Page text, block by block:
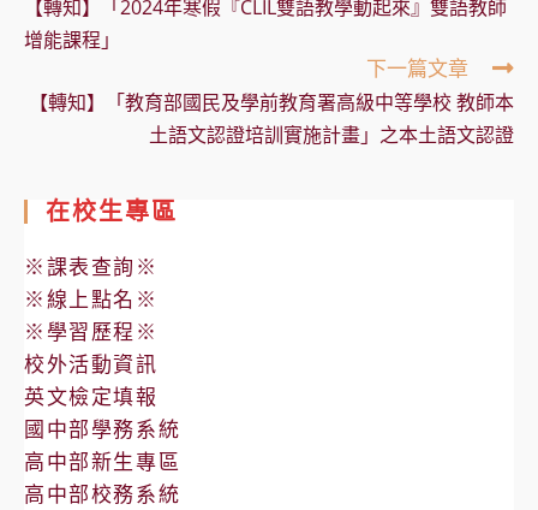
articles
【轉知】「2024年寒假『CLIL雙語教學動起來』雙語教師
增能課程」
下一篇文章
【轉知】「教育部國民及學前教育署高級中等學校 教師本
土語文認證培訓實施計畫」之本土語文認證
在校生專區
※課表查詢※
※線上點名※
※學習歷程※
校外活動資訊
英文檢定填報
國中部學務系統
高中部新生專區
高中部校務系統